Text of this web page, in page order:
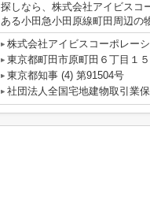
探しなら、株式会社アイビスコ
ある小田急小田原線町田周辺の
株式会社アイビスコーポレー
東京都町田市原町田６丁目１
東京都知事 (4) 第91504号
社団法人全国宅地建物取引業